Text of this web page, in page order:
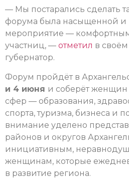
— Мы постарались сделать
форума была насыщенной и
мероприятие —
участниц, — отметил в
губернатор.
Форум пройдёт в
и 4 июня и соберёт женщин
сфер — образования,
спорта, туризма, бизнеса и
внимание уделено
районов и округов
инициативным,
женщинам, которые
в развитие региона.